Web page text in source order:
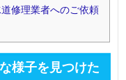
修理業者へのご依頼
様子を見つけた